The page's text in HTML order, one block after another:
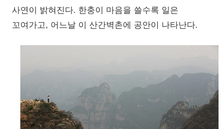
사연이 밝혀진다. 한충이 마음을 쓸수록 일은
꼬여가고, 어느날 이 산간벽촌에 공안이 나타난다.